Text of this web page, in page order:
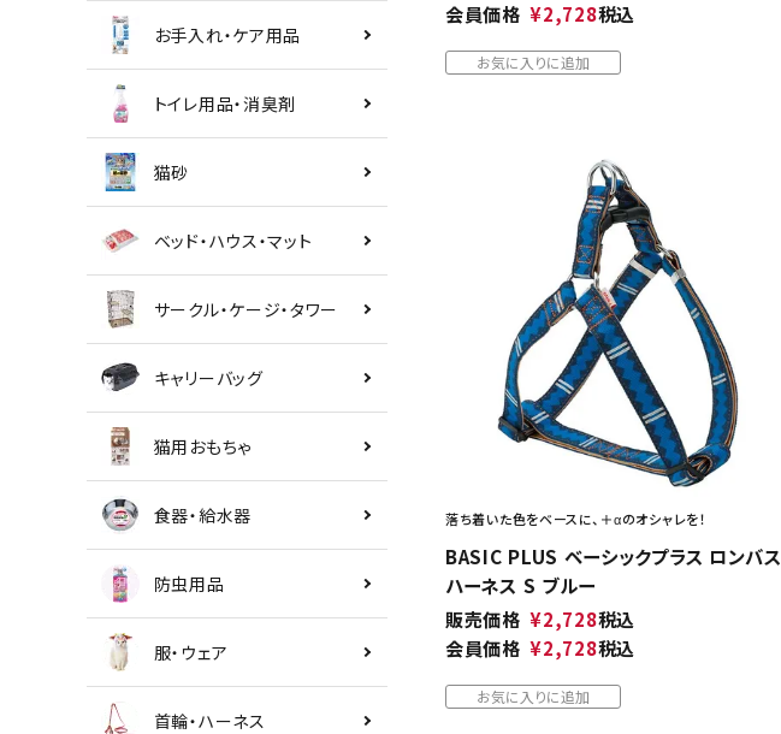
お手入れ・ケア用品
トイレ用品・消臭剤
猫砂
ベッド・ハウス・マット
サークル・ケージ・タワー
キャリーバッグ
猫用おもちゃ
食器・給水器
防虫用品
服・ウェア
首輪・ハーネス
会員価格 ¥2,728税込
お気に入りに追加
落ち着いた色をベースに、＋αのオシャレを！
BASIC PLUS ベーシックプラス ロンバス
ハーネス S ブルー
販売価格 ¥2,728税込
会員価格 ¥2,728税込
お気に入りに追加